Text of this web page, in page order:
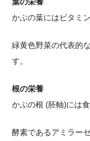
葉の栄養
かぶの葉にはビタミ
緑黄色野菜の代表的
す。
根の栄養
かぶの根 (胚軸)には
酵素であるアミラー